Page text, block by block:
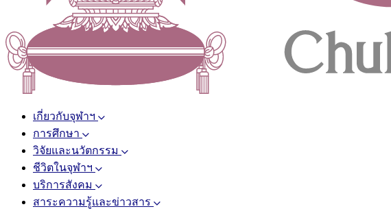
เกี่ยวกับจุฬาฯ
การศึกษา
วิจัยและนวัตกรรม
ชีวิตในจุฬาฯ
บริการสังคม
สาระความรู้และข่าวสาร